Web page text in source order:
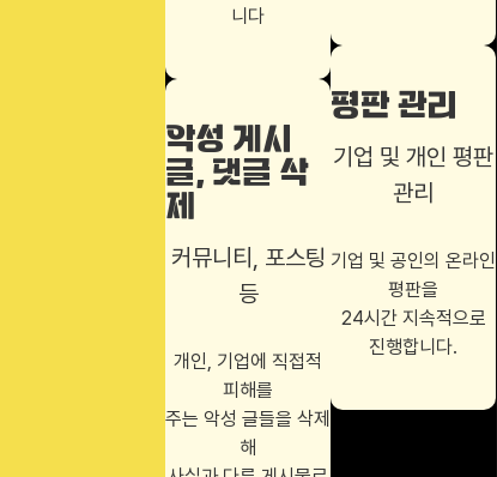
니다
악성 게시
글, 댓글 삭
제
커뮤니티, 포스팅
등
개인, 기업에 직접적
피해를
주는 악성 글들을 삭제
해
평판 관리
기업 및 개인 평판
관리
기업 및 공인의 온라인
평판을
24시간 지속적으로
진행합니다.